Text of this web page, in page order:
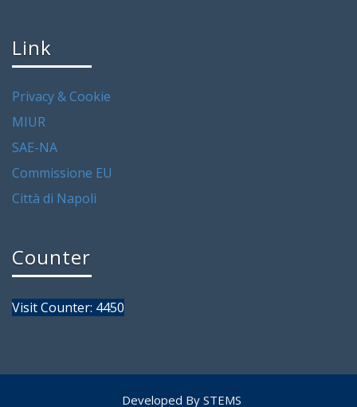
Link
Privacy & Cookie
MIUR
SAE-NA
Commissione EU
Città di Napoli
Counter
Visit Counter: 4450
Developed By STEMS